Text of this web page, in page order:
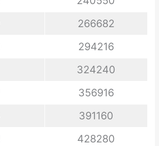
266682
294216
324240
356916
391160
428280